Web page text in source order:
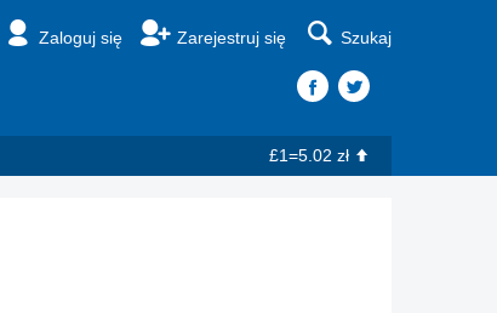
Zaloguj się Zarejestruj się Szukaj
£1=5.02 zł